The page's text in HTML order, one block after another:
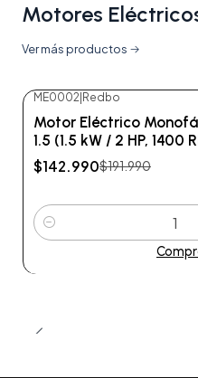
Motores
Ver más productos
ME0002 Redbo
Motor Eléctrico
1.5 (1.5 kW / 2 HP, 1400
$142.990$191.990
Cantidad